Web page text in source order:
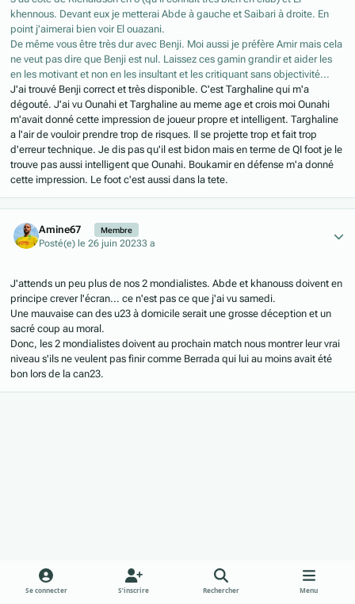
khennous. Devant eux je metterai Abde à gauche et Saibari à droite. En
point j'aimerai bien voir El ouazani.
De même vous être très dur avec Benji. Moi aussi je préfère Amir mais cela
ne veut pas dire que Benji est nul. Laissez ces gamin grandir et aider les
en les motivant et non en les insultant et les critiquant sans objectivité...
J'ai trouvé Benji correct et très disponible. C'est Targhaline qui m'a
dégouté. J'ai vu Ounahi et Targhaline au meme age et crois moi Ounahi
m'avait donné cette impression de joueur propre et intelligent. Targhaline
a l'air de vouloir prendre trop de risques. Il se projette trop et fait trop
d'erreur technique. Je dis pas qu'il est bidon mais en terme de QI foot je le
trouve pas aussi intelligent que Ounahi. Boukamir en défense m'a donné
cette impression. Le foot c'est aussi dans la tete.
Amine67 Membre
Posté(e) le 26 juin 20233 a
J'attends un peu plus de nos 2 mondialistes. Abde et khanouss doivent en
principe crever l'écran... ce n'est pas ce que j'ai vu samedi.
Une mauvaise can des u23 à domicile serait une grosse déception et un
sacré coup au moral.
Donc, les 2 mondialistes doivent au prochain match nous montrer leur vrai
niveau s'ils ne veulent pas finir comme Berrada qui lui au moins avait été
bon lors de la can23.
Se connecter S’inscrire Rechercher Menu